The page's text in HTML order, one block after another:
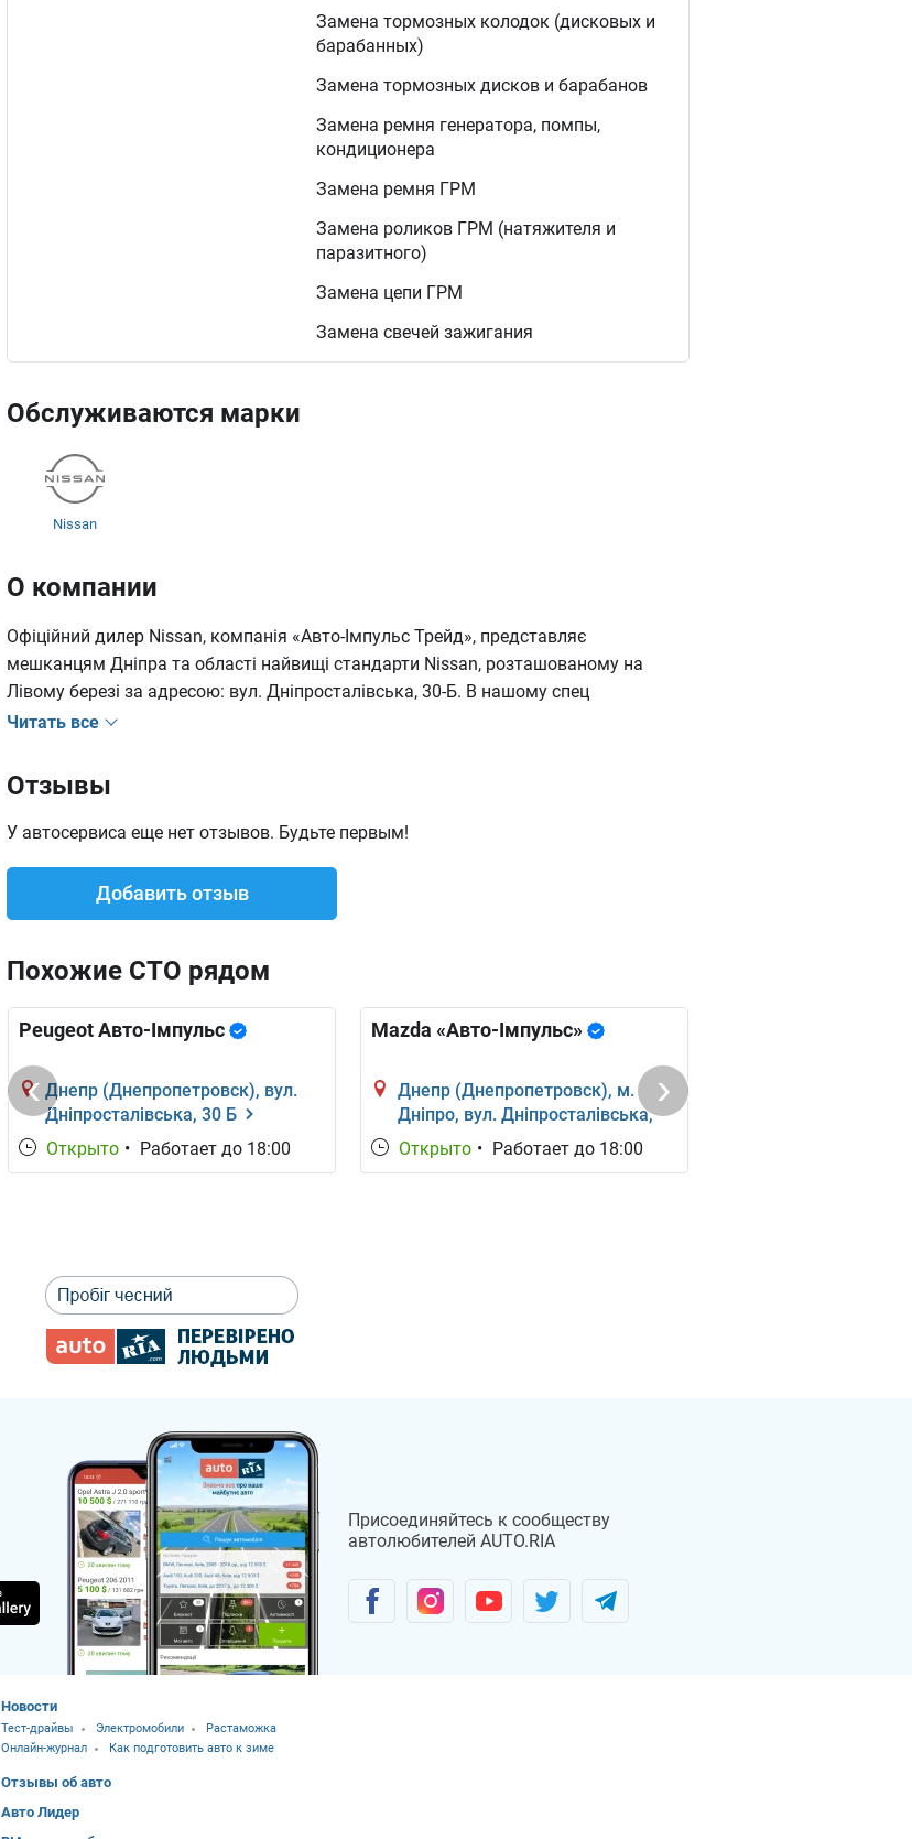
Замена тормозных колодок (дисковых и
барабанных)
Замена тормозных дисков и барабанов
Замена ремня генератора, помпы,
кондиционера
Замена ремня ГРМ
Замена роликов ГРМ (натяжителя и
паразитного)
Замена цепи ГРМ
Замена свечей зажигания
Обслуживаются марки
Nissan
О компании
Офіційний дилер Nissan, компанія «Авто-Імпульс Трейд», представляє
мешканцям Дніпра та області найвищі стандарти Nissan, розташованому на
Лівому березі за адресою: вул. Дніпросталівська, 30-Б. В нашому спец
Читать все
Отзывы
У автосервиса еще нет отзывов. Будьте первым!
Добавить отзыв
Похожие СТО рядом
Peugeot Авто-Імпульс
Днепр (Днепропетровск), вул.
Дніпросталівська, 30 Б
Открыто • Работает до 18:00
Mazda «Авто-Імпульс»
Днепр (Днепропетровск), м.
Дніпро, вул. Дніпросталівська,
30-б
Открыто • Работает до 18:00
Присоединяйтесь к сообществу
автолюбителей AUTO.RIA
Новости
Тест-драйвы Электромобили
Растаможка
Онлайн-журнал
Как подготовить авто к зиме
Отзывы об авто
Авто Лидер